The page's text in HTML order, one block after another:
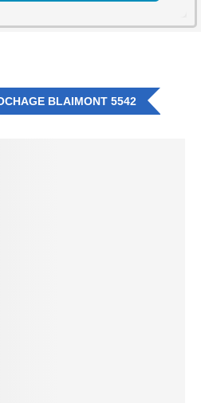
BLAIMONT 5542